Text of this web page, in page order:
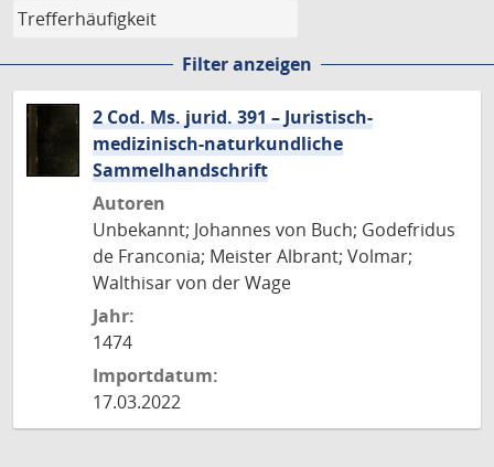
Filter anzeigen
2 Cod. Ms. jurid. 391 – Juristisch-
medizinisch-naturkundliche
Sammelhandschrift
Autoren
Unbekannt; Johannes von Buch; Godefridus
de Franconia; Meister Albrant; Volmar;
Walthisar von der Wage
Jahr:
1474
Importdatum:
17.03.2022